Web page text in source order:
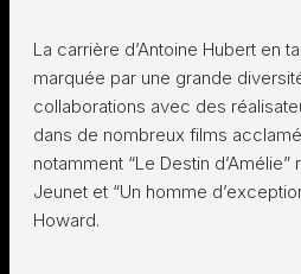
La carrière d’Antoine Hubert en
marquée par une grande
collaborations avec des
dans de nombreux films
notamment “Le Destin
Jeunet et “Un homme
Howard.